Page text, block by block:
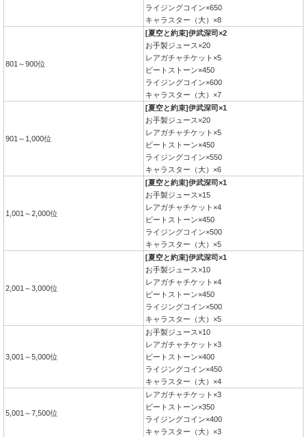
ライジングコイン×650
キャラスター（大）×8
801～900位
[夏空と約束]伊武深司×2
お手製ジュース×20
レアガチャチケット×5
ビートストーン×450
ライジングコイン×600
キャラスター（大）×7
901～1,000位
[夏空と約束]伊武深司×1
お手製ジュース×20
レアガチャチケット×5
ビートストーン×450
ライジングコイン×550
キャラスター（大）×6
1,001～2,000位
[夏空と約束]伊武深司×1
お手製ジュース×15
レアガチャチケット×4
ビートストーン×450
ライジングコイン×500
キャラスター（大）×5
2,001～3,000位
[夏空と約束]伊武深司×1
お手製ジュース×10
レアガチャチケット×4
ビートストーン×450
ライジングコイン×500
キャラスター（大）×5
3,001～5,000位
お手製ジュース×10
レアガチャチケット×3
ビートストーン×400
ライジングコイン×450
キャラスター（大）×4
5,001～7,500位
レアガチャチケット×3
ビートストーン×350
ライジングコイン×400
キャラスター（大）×3